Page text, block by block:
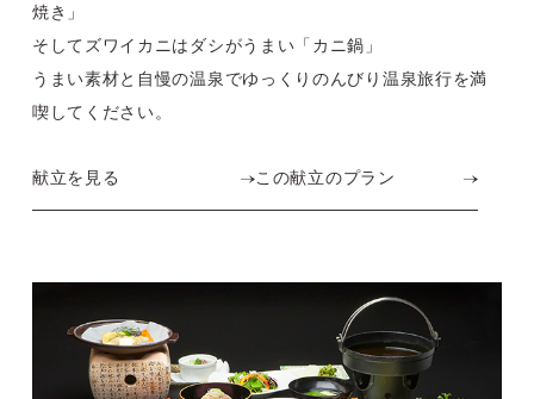
焼き」
そしてズワイカニはダシがうまい「カニ鍋」
うまい素材と自慢の温泉でゆっくりのんびり 温泉旅行を満
喫してください。
献立を見る この献立のプラン